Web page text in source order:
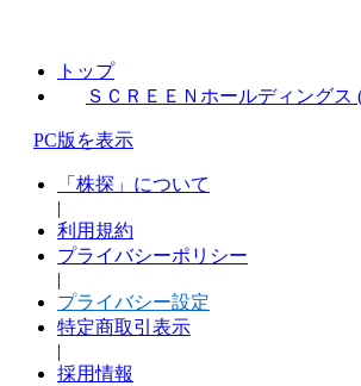
トップ
ＳＣＲＥＥＮホールディングス
PC版を表示
「株探」について
|
利用規約
プライバシーポリシー
|
プライバシー設定
特定商取引表示
|
採用情報